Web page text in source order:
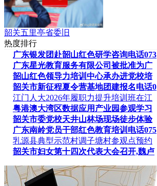
韶关五里亭省委旧
热度排行
广东银发团赴韶山红色研学咨询电话073
广东星光教育服务有限公司被批准为广
韶山红色领导力培训中心承办进党校培
韶关市新征程夏令营基地团建报名电话0
江门人大2026年履职力提升培训班在江
粤港澳大湾区数据应用产业园参观学习
韶关市委党校天井山林场现场徒步体验
广东南岭党员干部红色教育培训电话075
乳源县典型示范村调子塘村参观点预约
韶关市妇女第十四次代表大会召开,魏卢